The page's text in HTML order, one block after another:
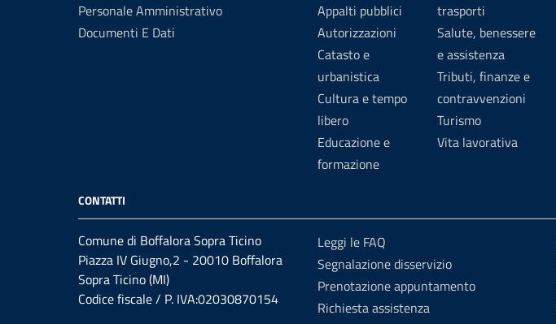
Personale Amministrativo
Documenti E Dati
Appalti pubblici
Autorizzazioni
Catasto e
urbanistica
Cultura e tempo
libero
Educazione e
formazione
trasporti
Salute, benessere
e assistenza
Tributi, finanze e
contravvenzioni
Turismo
Vita lavorativa
CONTATTI
Comune di Boffalora Sopra Ticino
Piazza IV Giugno,2 - 20010 Boffalora
Sopra Ticino (MI)
Codice fiscale / P. IVA:02030870154
Leggi le FAQ
Segnalazione disservizio
Prenotazione appuntamento
Richiesta assistenza